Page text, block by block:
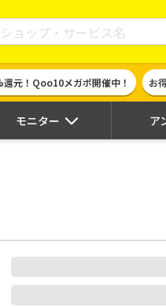
金やギフト券に交換できるポイント
元！Qoo10メガポ開催中！ お
モニター ア